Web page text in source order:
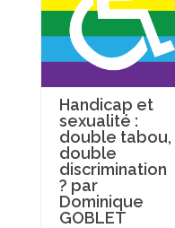
Handicap et
sexualité :
double tabou,
double
discrimination
? par
Dominique
GOBLET